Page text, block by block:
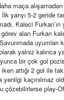
maça
yarıyı 5-2 geride
Kaleci
alan Furkan
uyumları
yalnız
bir çok gol
attığı 2 gol ile
kaçınılmaz
play-